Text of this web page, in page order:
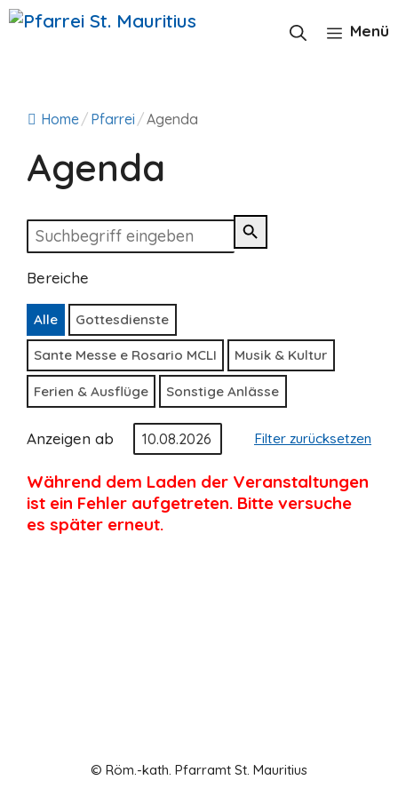
Zum
Inhalt
Menü
Home/ Pfarrei /Agenda
Agenda
Bereiche
Alle Gottesdienste
Sante Messe e Rosario MCLI Musik & Kultur
Ferien & Ausflüge Sonstige Anlässe
Anzeigen ab Filter zurücksetzen
Während dem Laden der Veranstaltungen
ist ein Fehler aufgetreten. Bitte versuche
es später erneut.
© Röm.-kath. Pfarramt St. Mauritius